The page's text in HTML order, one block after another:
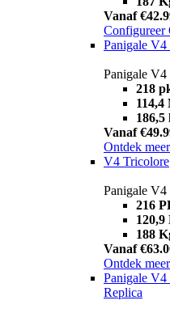
Vanaf
Configureer
Panigale V4
Panigale V4
218
114,4
186,5
Vanaf
Ontdek meer
V4 Tricolore
Panigale
216
120,9
188
Vanaf
Ontdek meer
Panigale
Replica